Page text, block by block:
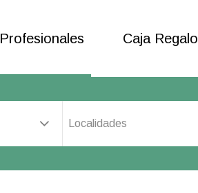
Profesionales Caja Regalo
Localidades